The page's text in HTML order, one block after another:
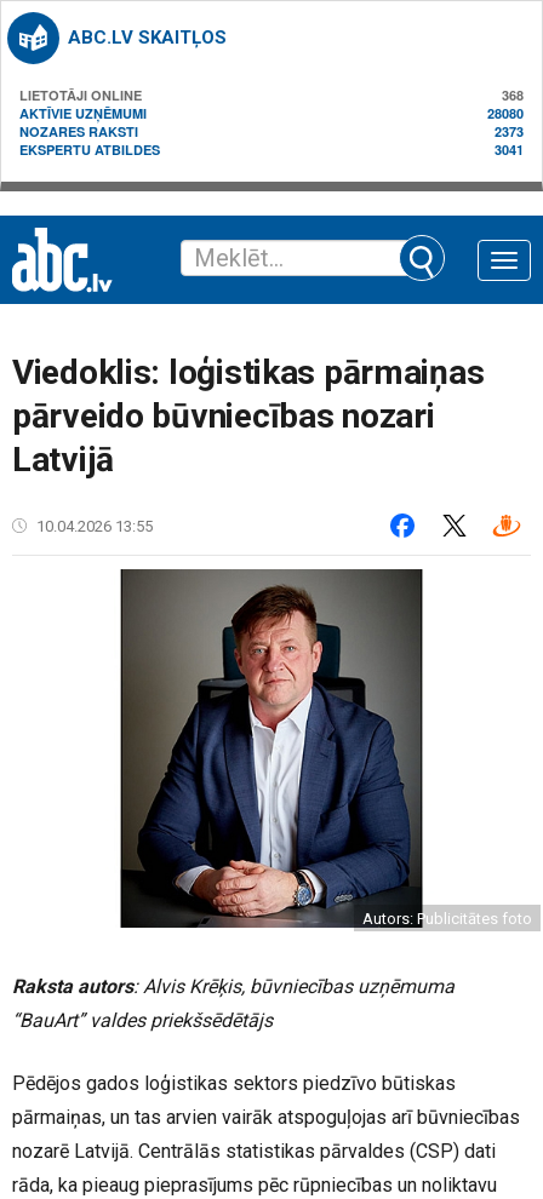
ABC.LV SKAITĻOS
LIETOTĀJI ONLINE
368
AKTĪVIE UZŅĒMUMI
28080
NOZARES RAKSTI
2373
EKSPERTU ATBILDES
3041
Toggle
Viedoklis: loģistikas pārmaiņas
pārveido būvniecības nozari
Latvijā
10.04.2026 13:55
Autors: Publicitātes foto
Raksta autors: Alvis Krēķis, būvniecības uzņēmuma
“BauArt” valdes priekšsēdētājs
Pēdējos gados loģistikas sektors piedzīvo būtiskas
pārmaiņas, un tas arvien vairāk atspoguļojas arī būvniecības
nozarē Latvijā. Centrālās statistikas pārvaldes (CSP) dati
rāda, ka pieaug pieprasījums pēc rūpniecības un noliktavu